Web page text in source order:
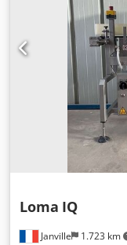
Janville 1.723 km
Loma IQ